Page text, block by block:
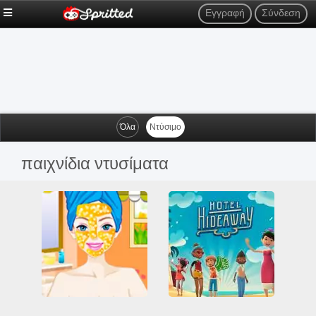
Σύνδεση
Εγγραφή
Όλα Ντύσιμο
παιχνίδια ντυσίματα